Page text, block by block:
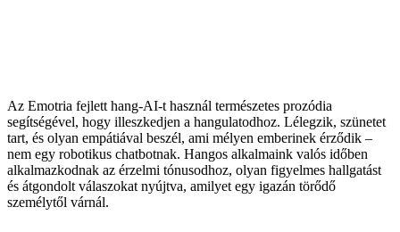
Az Emotria fejlett hang-AI-t használ természetes prozódia
segítségével, hogy illeszkedjen a hangulatodhoz. Lélegzik, szünetet
tart, és olyan empátiával beszél, ami mélyen emberinek érződik –
nem egy robotikus chatbotnak. Hangos alkalmaink valós időben
alkalmazkodnak az érzelmi tónusodhoz, olyan figyelmes hallgatást
és átgondolt válaszokat nyújtva, amilyet egy igazán törődő
személytől várnál.